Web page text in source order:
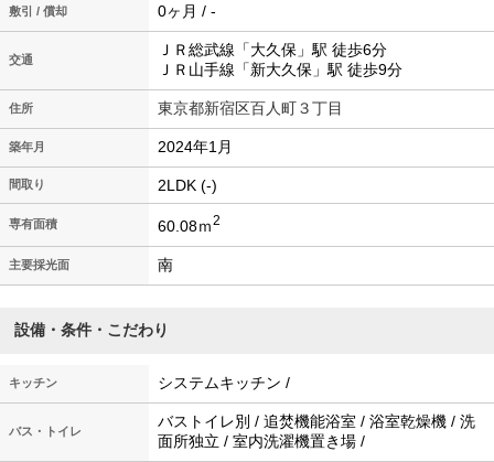
敷引 / 償却 0ヶ月 / -
交通
ＪＲ総武線「大久保」駅 徒歩6分
ＪＲ山手線「新大久保」駅 徒歩9分
住所 東京都新宿区百人町３丁目
築年月 2024年1月
間取り 2LDK (-)
専有面積 60.08ｍ2
主要採光面 南
設備・条件・こだわり
キッチン システムキッチン /
バス・トイレ
バストイレ別 / 追焚機能浴室 / 浴室乾燥機 / 洗
面所独立 / 室内洗濯機置き場 /